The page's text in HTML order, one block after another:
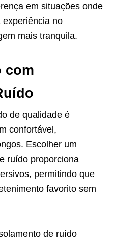
em situações onde
experiência no
mais tranquila.
com
de qualidade é
confortável,
Escolher um
ruído proporciona
permitindo que
favorito sem
de ruído